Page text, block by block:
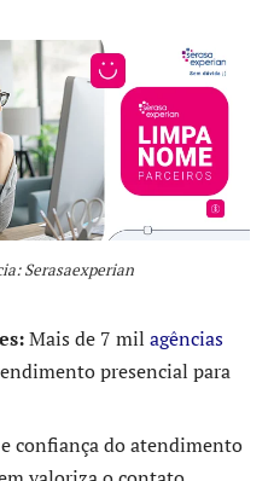
Serasaexperian
Mais de 7 mil agências
presencial para
e confiança do atendimento